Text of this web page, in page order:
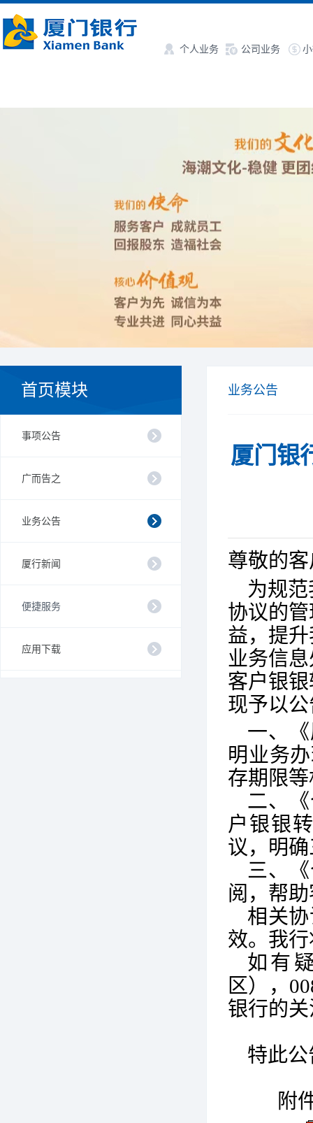
个人业务 公司业务
首页模块
事项公告
广而告之
业务公告
厦行新闻
便捷服务
应用下载
业务公告
厦门银
尊敬的
为规
协议的
益，提
业务信
客户银
现予以
一、
明业务
存期限
二、
户银银
议，明
三、
阅，帮
相关
效。我
如有
区），
银行的
特此
附